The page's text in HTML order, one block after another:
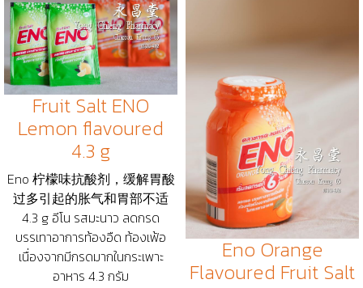
Fruit Salt ENO
Lemon flavoured
4.3 g
Eno 柠檬味抗酸剂，缓解胃酸
过多引起的胀气和胃部不适
4.3 g อีโน รสมะนาว ลดกรด
บรรเทาอาการท้องอืด ท้องเฟ้อ
เนื่องจากมีกรดมากในกระเพาะ
อาหาร 4.3 กรัม
Eno Orange
Flavoured Fruit Salt